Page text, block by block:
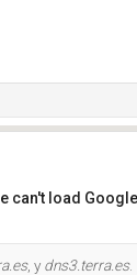
can't load
, y dns3.terra.es.